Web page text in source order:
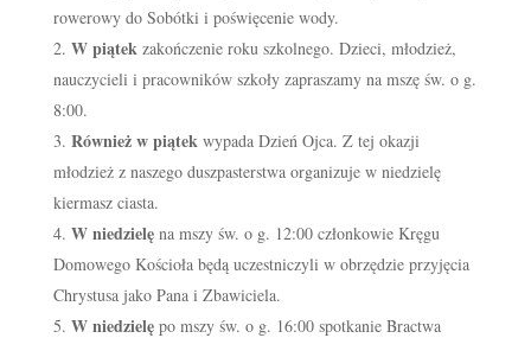
rowerowy do Sobótki i poświęcenie wody.
W piątek zakończenie roku szkolnego. Dzieci, młodzież,
nauczycieli i pracowników szkoły zapraszamy na mszę św. o g.
8:00.
Również w piątek wypada Dzień Ojca. Z tej okazji
młodzież z naszego duszpasterstwa organizuje w niedzielę
kiermasz ciasta.
W niedzielę na mszy św. o g. 12:00 członkowie Kręgu
Domowego Kościoła będą uczestniczyli w obrzędzie przyjęcia
Chrystusa jako Pana i Zbawiciela.
W niedzielę po mszy św. o g. 16:00 spotkanie Bractwa